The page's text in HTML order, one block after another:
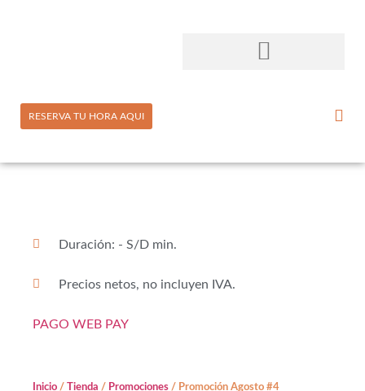
RESERVA TU HORA AQUI
Duración: - S/D min.
Precios netos, no incluyen IVA.
PAGO WEB PAY
Inicio / Tienda / Promociones / Promoción Agosto #4